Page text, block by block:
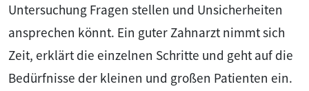
Untersuchung Fragen stellen und Unsicherheiten
ansprechen könnt. Ein guter Zahnarzt nimmt sich
Zeit, erklärt die einzelnen Schritte und geht auf die
Bedürfnisse der kleinen und großen Patienten ein.